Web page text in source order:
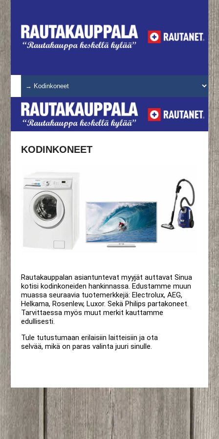
KODINKONEET
Rautakauppalan asiantuntevat myyjät auttavat Sinua
kotisi kodinkoneiden hankinnassa. Edustamme muun
muassa seuraavia tuotemerkkejä: Electrolux, AEG,
Helkama, Rosenlew, Luxor. Sekä Philips partakoneet.
Tarvittaessa myös muut merkit kauttamme
edullisesti.
Tule tutustumaan erilaisiin laitteisiin ja ota
selvää, mikä on paras valinta juuri sinulle.